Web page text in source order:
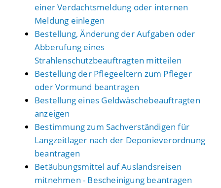
einer Verdachtsmeldung oder internen
Meldung einlegen
Bestellung, Änderung der Aufgaben oder
Abberufung eines
Strahlenschutzbeauftragten mitteilen
Bestellung der Pflegeeltern zum Pfleger
oder Vormund beantragen
Bestellung eines Geldwäschebeauftragten
anzeigen
Bestimmung zum Sachverständigen für
Langzeitlager nach der Deponieverordnung
beantragen
Betäubungsmittel auf Auslandsreisen
mitnehmen - Bescheinigung beantragen